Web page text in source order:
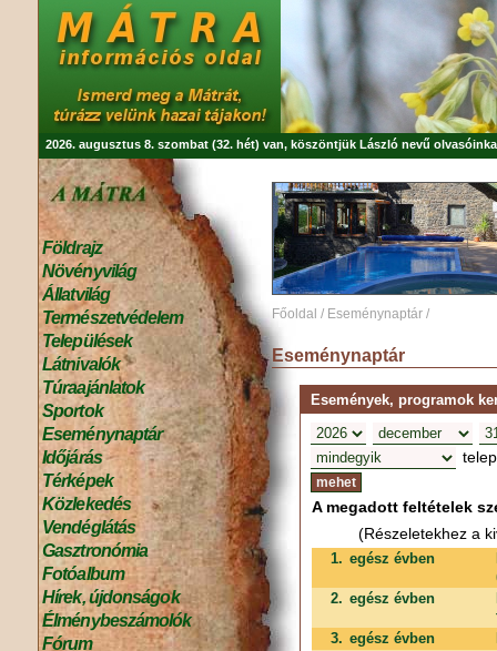
2026. augusztus 8. szombat (32. hét) van, köszöntjük László nevű
Földrajz
Növényvilág
Állatvilág
Természetvédelem
Települések
Látnivalók
Túraajánlatok
Sportok
Eseménynaptár
Időjárás
Térképek
Közlekedés
Vendéglátás
Gasztronómia
Fotóalbum
Hírek, újdonságok
Élménybeszámolók
Fórum
Főoldal / Eseménynaptár /
Eseménynaptár
Események, programok
A megadott feltételek
(Részeletekhez a
1. egész évben
2. egész évben
3. egész évben